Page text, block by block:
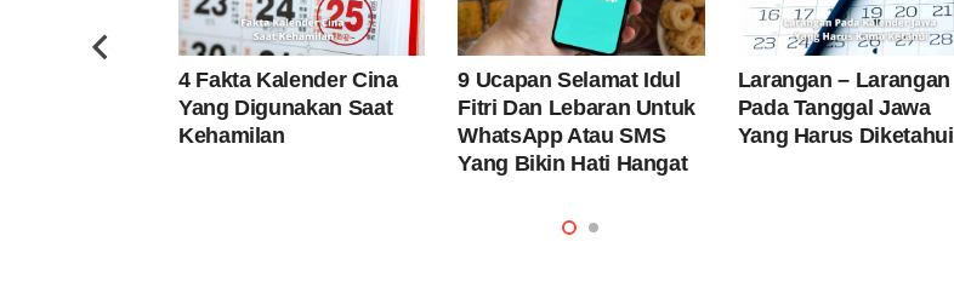
4 Fakta Kalender Cina
Yang Digunakan Saat
Kehamilan
9 Ucapan Selamat Idul
Fitri Dan Lebaran Untuk
WhatsApp Atau SMS
Yang Bikin Hati Hangat
Larangan – Larangan
Pada Tanggal Jawa
Yang Harus Diketahui